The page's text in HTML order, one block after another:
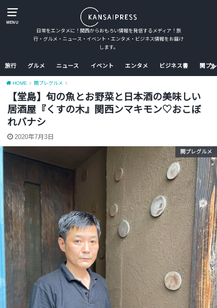
MENU
日常をエンタメに！関西からおもろい情報を発信するメディア！旅
行・グルメ・ニュース・イベント・エンタメ・ビジネス情報をお届け
します。
旅行 グルメ ニュース イベント エンタメ ビジネス書 関プ
HOME 関プレグルメ
【堂島】旬の魚とお野菜と日本酒の美味しい
居酒屋『くすの木』関西ンマキモン♡おこぼ
れバナシ
2020年7月3日
関プレグルメ